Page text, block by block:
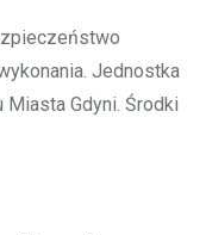
Jednostka
Miasta Gdyni. Środki